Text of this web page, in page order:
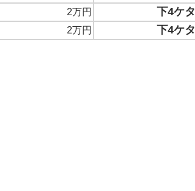
2万円 下4ケタ
2万円 下4ケタ